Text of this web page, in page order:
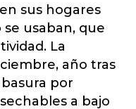
sus hogares
usaban, que
La
año tras
por
a bajo